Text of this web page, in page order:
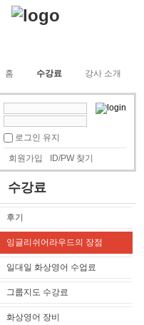
홈 수강료 강사 소개
로그인 유지
회원가입 ID/PW 찾기
수강료
후기
잉글리쉬어라우드의 장점
일대일 화상영어 수업료
그룹지도 수강료
화상영어 장비